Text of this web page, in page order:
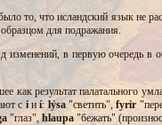
то, что исландский язык не
образцом для подражания.
в первую очередь в
как результат палатального
с iиí:lýsa"светить",fyrir
"глаз",hlaupa"бежать"